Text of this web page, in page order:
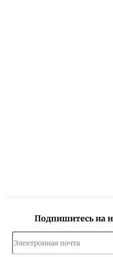
Подпишитесь на